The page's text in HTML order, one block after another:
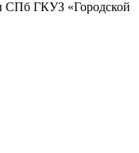
СПб ГКУЗ «Городской